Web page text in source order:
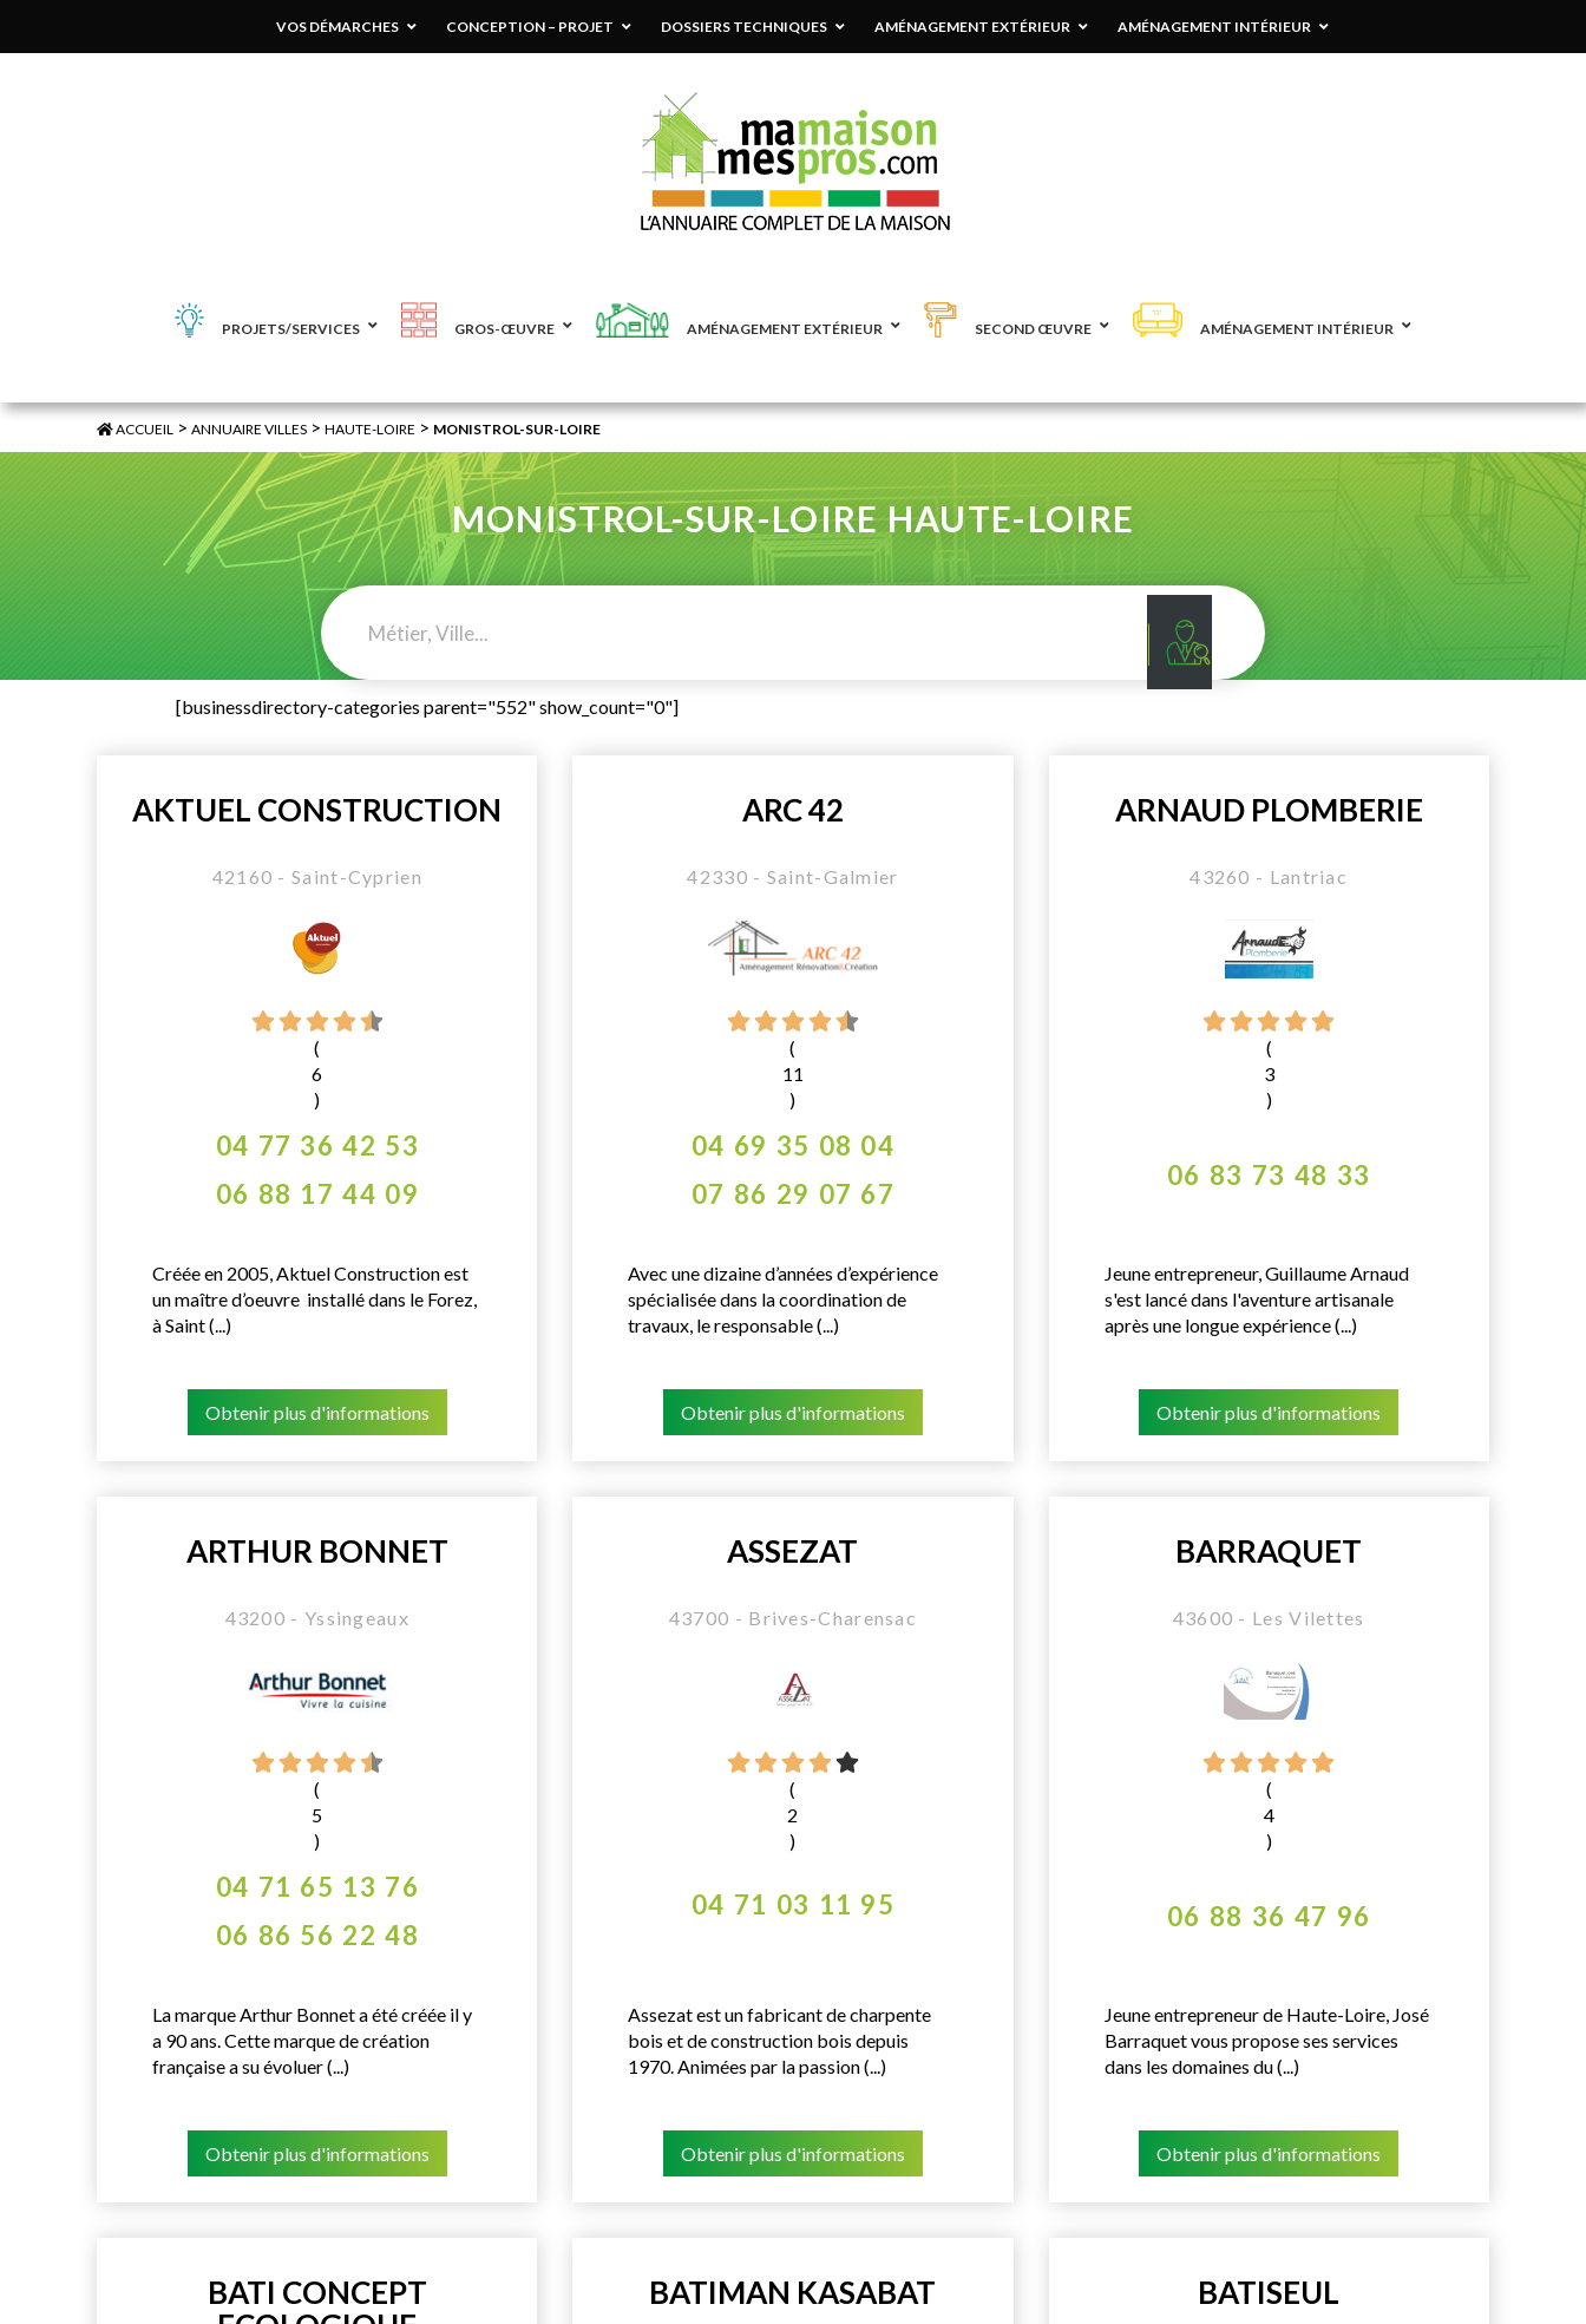
VOS DÉMARCHES CONCEPTION – PROJET DOSSIERS TECHNIQUES AMÉNAGEMENT EXTÉRIEUR AMÉNAGEMENT INTÉRIEUR
PROJETS/SERVICES GROS-ŒUVRE AMÉNAGEMENT EXTÉRIEUR SECOND ŒUVRE AMÉNAGEMENT INTÉRIEUR
ACCUEIL >ANNUAIRE VILLES >HAUTE-LOIRE > MONISTROL-SUR-LOIRE
MONISTROL-SUR-LOIRE HAUTE-LOIRE
[businessdirectory-categories parent="552" show_count="0"]
AKTUEL CONSTRUCTION
42160 - Saint-Cyprien
(
6
)
04 77 36 42 53
06 88 17 44 09
Créée en 2005, Aktuel Construction est
un maître d’oeuvre installé dans le Forez,
à Saint (...)
Obtenir plus d'informations
ARC 42
42330 - Saint-Galmier
(
11
)
04 69 35 08 04
07 86 29 07 67
Avec une dizaine d’années d’expérience
spécialisée dans la coordination de
travaux, le responsable (...)
Obtenir plus d'informations
ARNAUD PLOMBERIE
43260 - Lantriac
(
3
)
06 83 73 48 33
Jeune entrepreneur, Guillaume Arnaud
s'est lancé dans l'aventure artisanale
après une longue expérience (...)
Obtenir plus d'informations
ARTHUR BONNET
43200 - Yssingeaux
(
5
)
04 71 65 13 76
06 86 56 22 48
La marque Arthur Bonnet a été créée il y
a 90 ans. Cette marque de création
française a su évoluer (...)
Obtenir plus d'informations
ASSEZAT
43700 - Brives-Charensac
(
2
)
04 71 03 11 95
Assezat est un fabricant de charpente
bois et de construction bois depuis
1970. Animées par la passion (...)
Obtenir plus d'informations
BARRAQUET
43600 - Les Vilettes
(
4
)
06 88 36 47 96
Jeune entrepreneur de Haute-Loire, José
Barraquet vous propose ses services
dans les domaines du (...)
Obtenir plus d'informations
BATI CONCEPT
BATIMAN KASABAT BATISEUL